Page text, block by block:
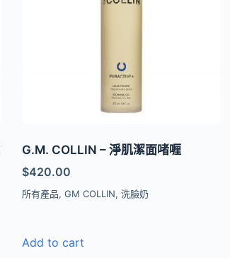
G.M. COLLIN – 淨肌潔面啫喱
$420.00
所有產品,GM COLLIN,洗臉奶
Add to cart